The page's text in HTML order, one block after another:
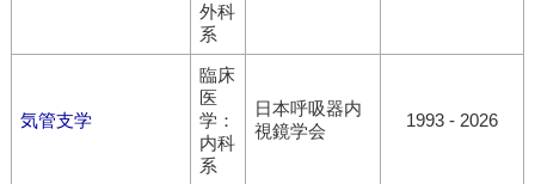
外科
系
気管支学
臨床
医
学：
内科
系
日本呼吸器内
視鏡学会
1993 - 2026